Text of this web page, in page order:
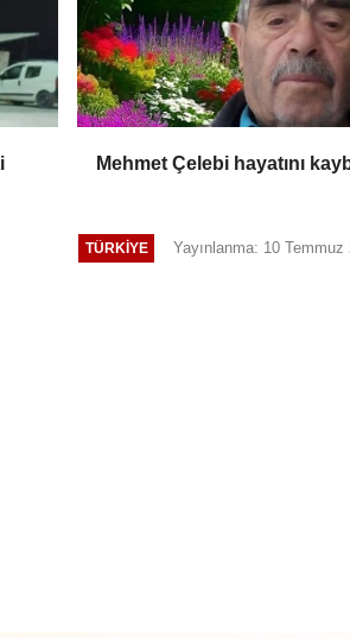
Mehmet Çelebi hayatını
TÜRKIYE Yayınlanma: 10 Temmuz